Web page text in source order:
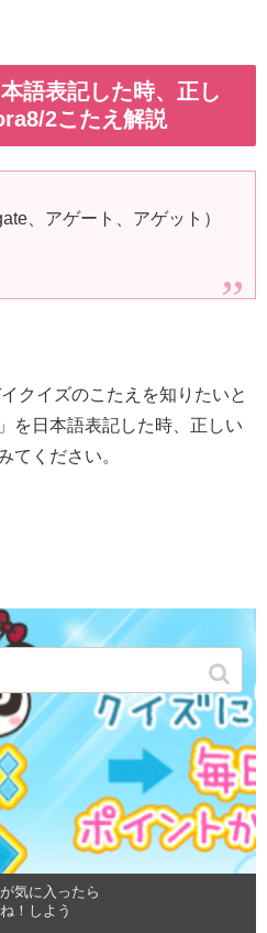
語表記した時、正し
2こたえ解説
、アゲート、アゲット）
クイズのこたえを知りたいと
を日本語表記した時、正しい
てください。
気に入ったら
！しよう